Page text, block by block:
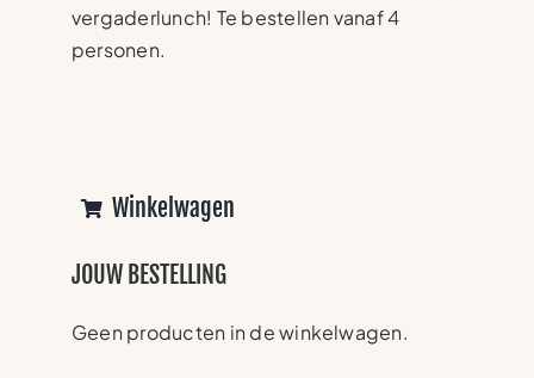
vergaderlunch! Te bestellen vanaf 4
personen.
Winkelwagen
JOUW BESTELLING
Geen producten in de winkelwagen.